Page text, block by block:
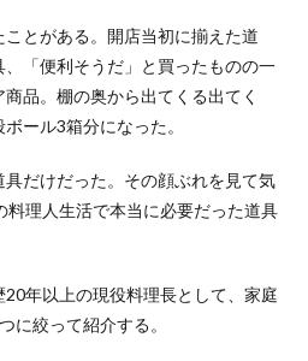
とがある。開店当初に揃えた道
「便利そうだ」と買ったものの一
品。棚の奥から出てくる出てく
ール3箱分になった。
だけだった。その顔ぶれを見て気
理人生活で本当に必要だった道具
年以上の現役料理長として、家庭
に絞って紹介する。